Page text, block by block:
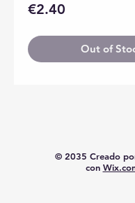
€2.40
Out of
© 2035 Creado
con